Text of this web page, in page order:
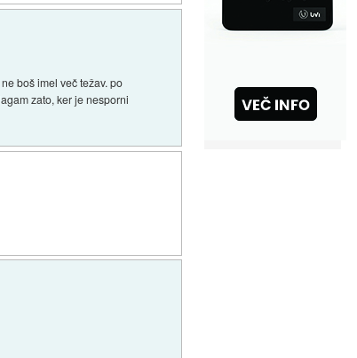
boš imel več težav. po
zato, ker je nesporni